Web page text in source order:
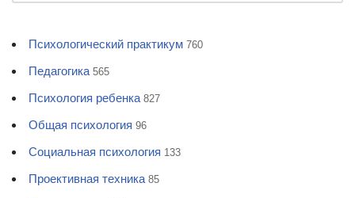
Психологический практикум 760
Педагогика 565
Психология ребенка 827
Общая психология 96
Социальная психология 133
Проективная техника 85